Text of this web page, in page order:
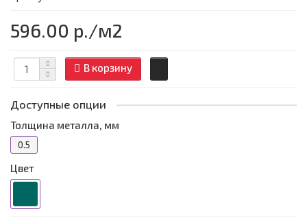
596.00 р./м2
В корзину
Доступные опции
Толщина металла, мм
0.5
Цвет